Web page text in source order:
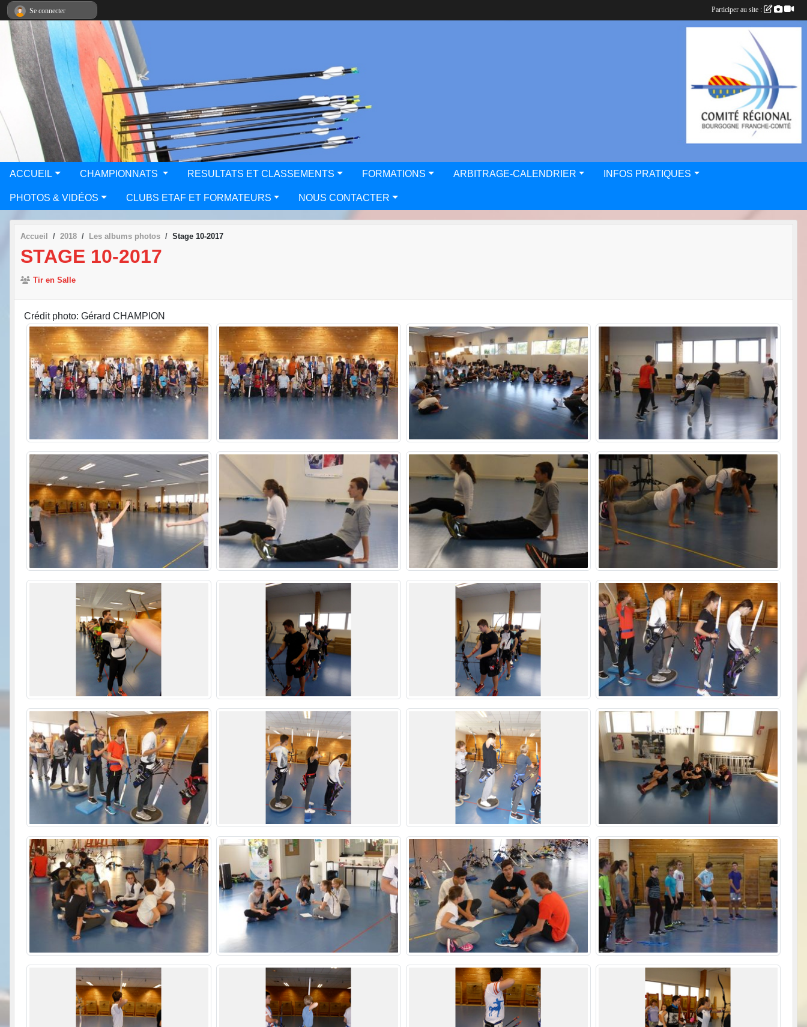
ACCUEIL CHAMPIONNATS RESULTATS ET CLASSEMENTS FORMATIONS ARBITRAGE-CALENDRIER INFOS PRATIQUES
PHOTOS & VIDÉOS CLUBS ETAF ET FORMATEURS NOUS CONTACTER
Accueil 2018 Les albums photos Stage 10-2017
STAGE 10-2017
Tir en Salle
Crédit photo: Gérard CHAMPION
Se connecter Participer au site :
Panneau de gestion des cookies